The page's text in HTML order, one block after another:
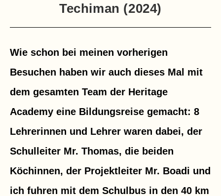
Techiman (2024)
Wie schon bei meinen vorherigen
Besuchen haben wir auch dieses Mal mit
dem gesamten Team der Heritage
Academy eine Bildungsreise gemacht: 8
Lehrerinnen und Lehrer waren dabei, der
Schulleiter Mr. Thomas, die beiden
Köchinnen, der Projektleiter Mr. Boadi und
ich fuhren mit dem Schulbus in den 40 km